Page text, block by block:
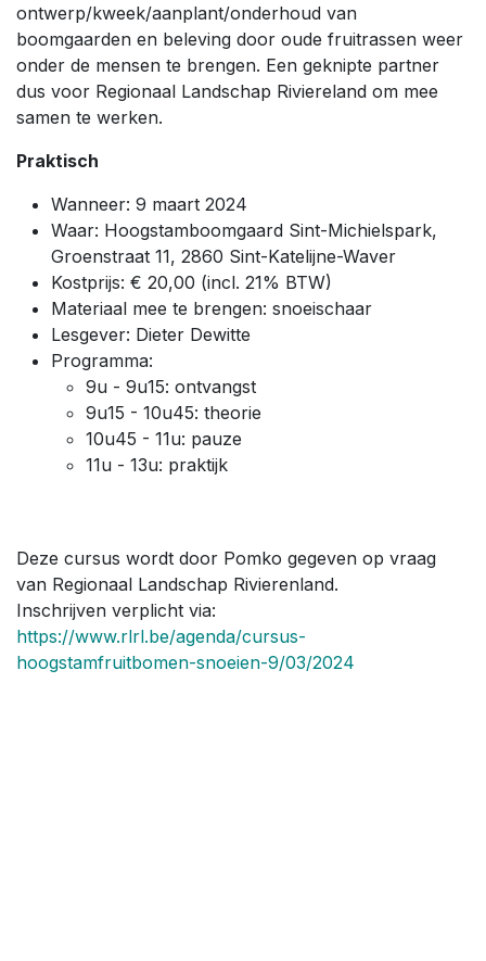
ontwerp/kweek/aanplant/onderhoud van
boomgaarden en beleving door oude fruitrassen weer
onder de mensen te brengen. Een geknipte partner
dus voor Regionaal Landschap Riviereland om mee
samen te werken.
Praktisch
Wanneer: 9 maart 2024
Waar: Hoogstamboomgaard Sint-Michielspark,
Groenstraat 11, 2860 Sint-Katelijne-Waver
Kostprijs: € 20,00 (incl. 21% BTW)
Materiaal mee te brengen: snoeischaar
Lesgever: Dieter Dewitte
Programma:
9u - 9u15: ontvangst
9u15 - 10u45: theorie
10u45 - 11u: pauze
11u - 13u: praktijk
Deze cursus wordt door Pomko gegeven op vraag
van Regionaal Landschap Rivierenland.
Inschrijven verplicht via:
https://www.rlrl.be/agenda/cursus-
hoogstamfruitbomen-snoeien-9/03/2024